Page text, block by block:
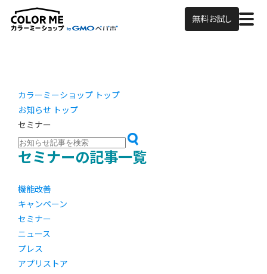
無料お試し
カラーミーショップ トップ
お知らせ トップ
セミナー
セミナーの記事一覧
機能改善
キャンペーン
セミナー
ニュース
プレス
アプリストア